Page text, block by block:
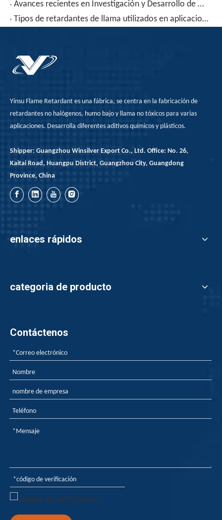
Avances recientes en Investigación y Desarrollo de Retardantes de Llama de Cable y Cable
Tipos de retardantes de llama utilizados en aplicaciones de cables y cables
Yinsu Flame Retardant es una fábrica, se centra en la fabricación de
retardantes no halógenos, humo bajo y llama no tóxicos para varias
aplicaciones. Desarrolla diferentes aditivos químicos y plásticos.
Shipper: Guangzhou Winsilver Export Co., Ltd. Office: No. 26,
Kaitai Road, Huangpu District, Guangzhou City, Guangdong
Province, China
enlaces rápidos
categoria de producto
Contáctenos